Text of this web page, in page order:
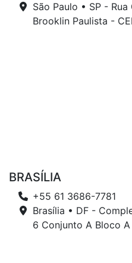
São Paulo • SP -
Brooklin Paulista -
BRASÍLIA
+55 61 3686-7781
Brasília • DF -
6 Conjunto A Bloco